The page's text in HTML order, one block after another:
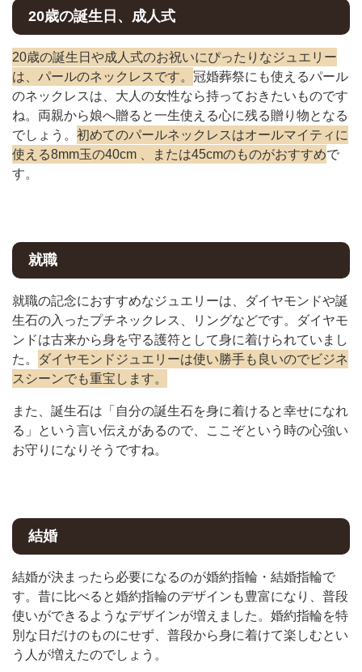
20歳の誕生日、成人式
20歳の誕生日や成人式のお祝いにぴったりなジュエリー
は、パールのネックレスです。 冠婚葬祭にも使えるパール
のネックレスは、大人の女性なら持っておきたいものです
ね。両親から娘へ贈ると一生使える心に残る贈り物となる
でしょう。 初めてのパールネックレスはオールマイティに
使える8mm玉の40cm 、または45cmのものがおすすめで
す。
就職
就職の記念におすすめなジュエリーは、ダイヤモンドや誕
生石の入ったプチネックレス、リングなどです。ダイヤモ
ンドは古来から身を守る護符として身に着けられていまし
た。
ダイヤモンドジュエリーは使い勝手も良いのでビジネ
スシーンでも重宝します。
また、誕生石は「自分の誕生石を身に着けると幸せになれ
る」という言い伝えがあるので、ここぞという時の心強い
お守りになりそうですね。
結婚
結婚が決まったら必要になるのが婚約指輪・結婚指輪で
す。昔に比べると婚約指輪のデザインも豊富になり、普段
使いができるようなデザインが増えました。婚約指輪を特
別な日だけのものにせず、普段から身に着けて楽しむとい
う人が増えたのでしょう。